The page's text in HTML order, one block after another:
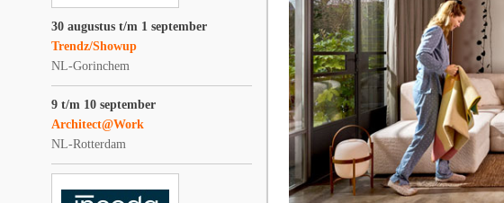
30 augustus t/m 1 september
Trendz/Showup
NL-Gorinchem
9 t/m 10 september
Architect@Work
NL-Rotterdam